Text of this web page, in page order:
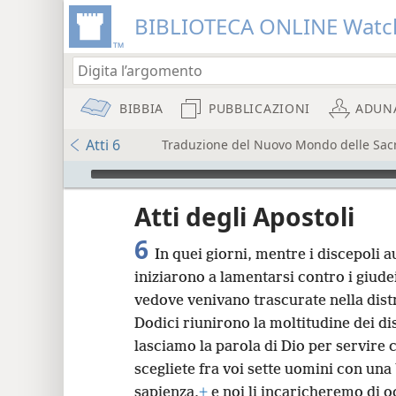
BIBLIOTECA ONLINE
BIBBIA PUBBLICAZIONI
Atti 6 Traduzione del Nuovo Mondo delle
Audio Player
Atti degli Apostoli
6 In quei giorni, mentre i discepoli
iniziarono a lamentarsi contro i
vedove venivano trascurate nella
Dodici riunirono la moltitudine dei
lasciamo la parola di Dio per servire
scegliete fra voi sette uomini con